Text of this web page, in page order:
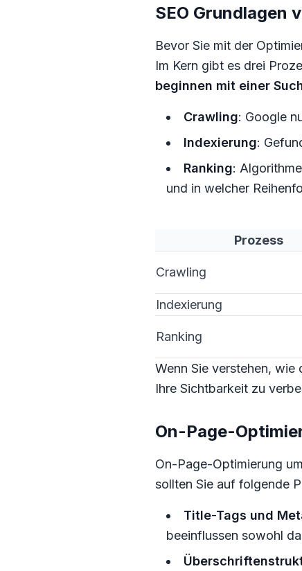
SEO Grundlagen
Bevor Sie mit der
Im Kern gibt es drei
beginnen mit einer
Crawling: Google
Indexierung:
Ranking:
und in welcher
Prozess
Crawling
Indexierung
Ranking
Wenn Sie verstehen, wie
Ihre Sichtbarkeit zu
On-Page-
On-Page-Optimierung
sollten Sie auf folgende
Title-Tags und
beeinflussen sowohl